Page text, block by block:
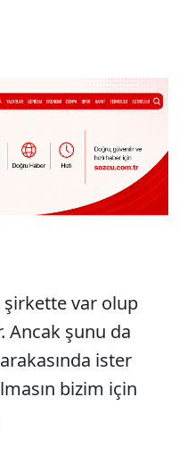
şirkette var olup
Ancak şunu da
ister
bizim için